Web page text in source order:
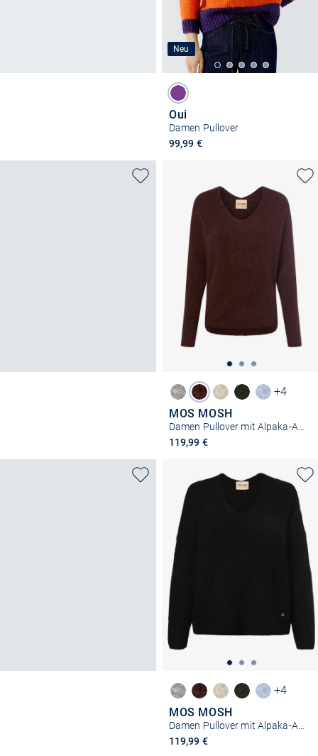
Neu
Oui
Damen Pullover
99,99 €
+4
MOS MOSH
119,99 €
+4
MOS MOSH
119,99 €